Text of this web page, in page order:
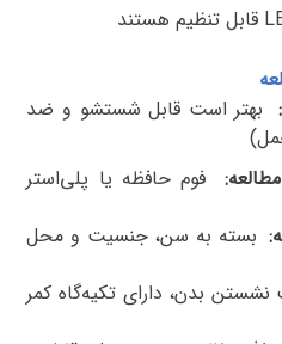
قابل تنظیم هستند
: بهتر است قابل شستشو و ضد
:
فوم حافظه یا پلی‌استر
: بسته به سن، جنسیت و محل
نشستن بدن، دارای تکیه‌گاه کمر